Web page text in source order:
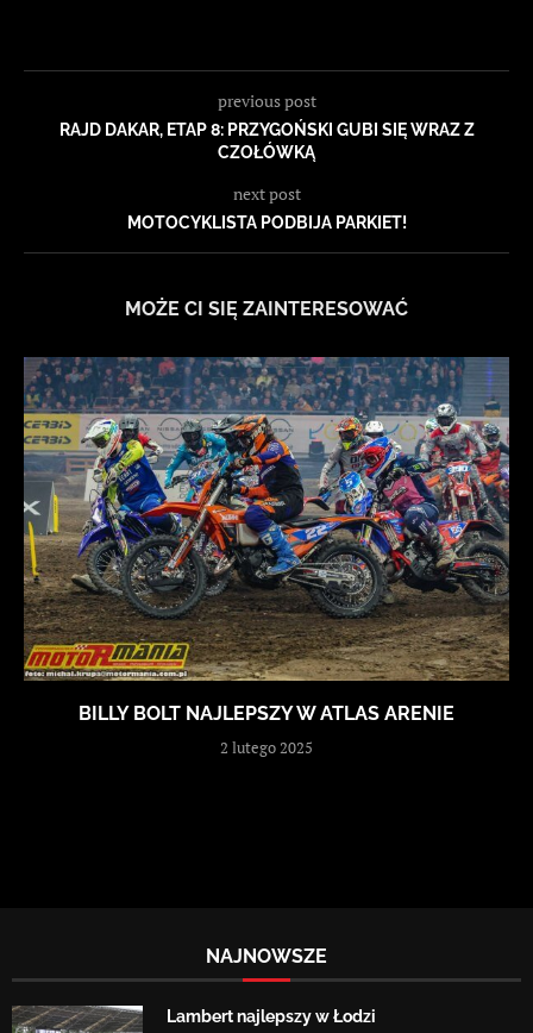
previous post
RAJD DAKAR, ETAP 8: PRZYGOŃSKI GUBI SIĘ WRAZ Z
CZOŁÓWKĄ
next post
MOTOCYKLISTA PODBIJA PARKIET!
MOŻE CI SIĘ ZAINTERESOWAĆ
BILLY BOLT NAJLEPSZY W ATLAS ARENIE
2 lutego 2025
NAJNOWSZE
Lambert najlepszy w Łodzi